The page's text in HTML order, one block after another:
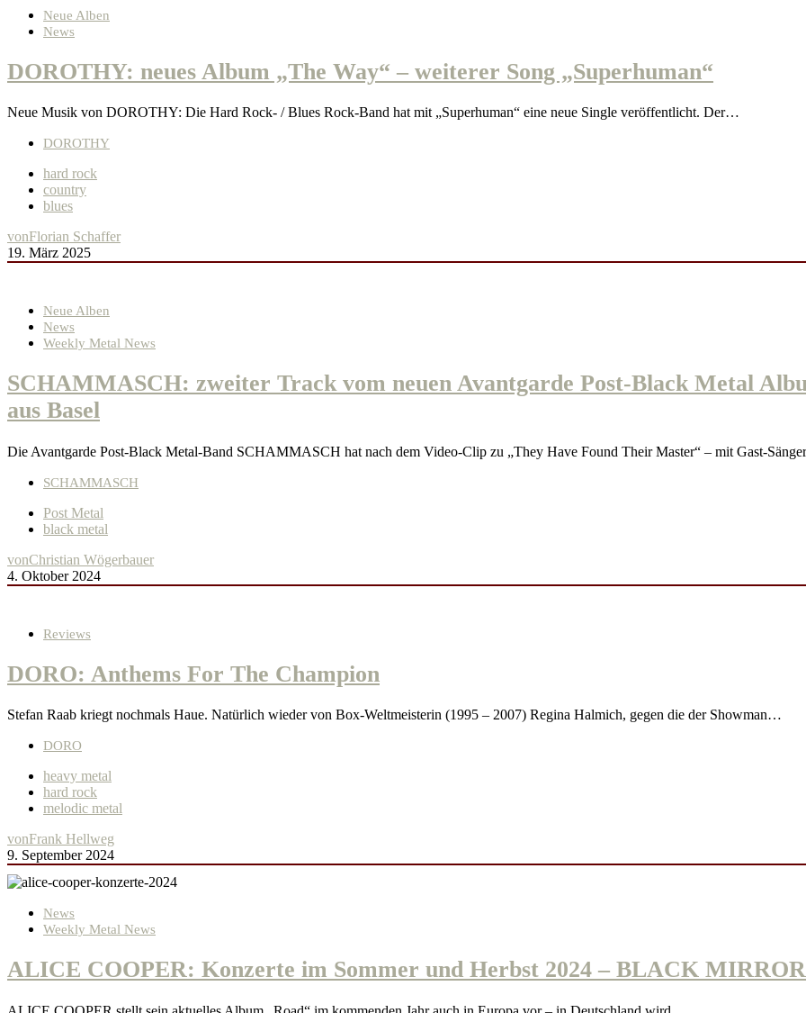
Neue Alben
News
DOROTHY: neues Album „The Way“ – weiterer Song „Superhuman“
Neue Musik von DOROTHY: Die Hard Rock- / Blues Rock-Band hat mit „Superhuman“ eine neue Single veröffentlicht. Der…
DOROTHY
hard rock
country
blues
vonFlorian Schaffer
19. März 2025
Neue Alben
News
Weekly Metal News
SCHAMMASCH: zweiter Track vom neuen Avantgarde Post-Black Metal
aus Basel
Die Avantgarde Post-Black Metal-Band SCHAMMASCH hat nach dem Video-Clip zu „They Have Found Their Master“ – mit Gast-
SCHAMMASCH
Post Metal
black metal
vonChristian Wögerbauer
4. Oktober 2024
Reviews
DORO: Anthems For The Champion
Stefan Raab kriegt nochmals Haue. Natürlich wieder von Box-Weltmeisterin (1995 – 2007) Regina Halmich, gegen die der Showman…
DORO
heavy metal
hard rock
melodic metal
vonFrank Hellweg
9. September 2024
News
Weekly Metal News
ALICE COOPER: Konzerte im Sommer und Herbst 2024 – BLACK